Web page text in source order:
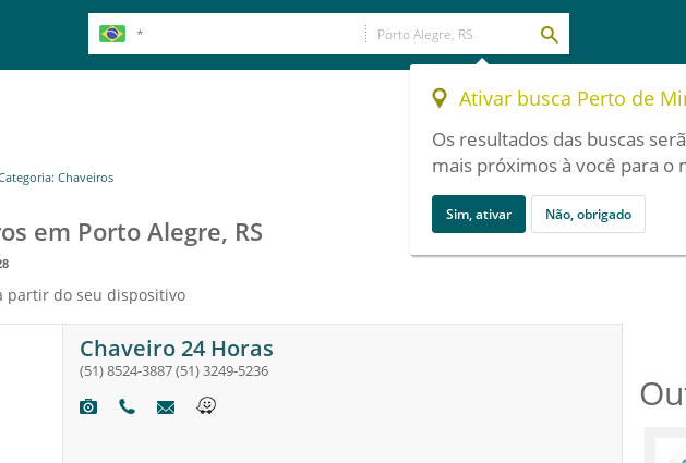
Ativar busca Perto de
Os resultados das buscas
mais próximos à você para o
Sim, ativar Não, obrigado
Chaveiros
em Porto Alegre, RS
partir do seu dispositivo
Chaveiro 24 Horas
(51) 8524-3887(51) 3249-5236